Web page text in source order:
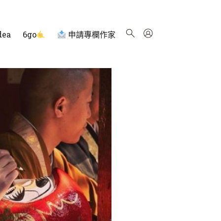
6go 申請專欄作家